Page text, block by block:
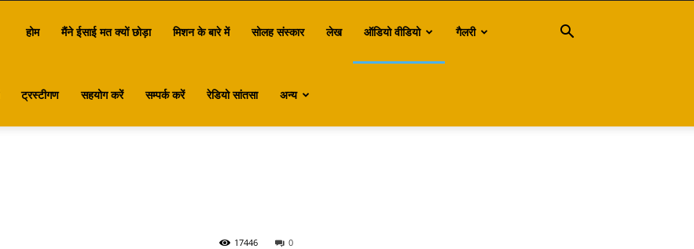
होम मैंने ईसाई मत क्यों छोड़ा मिशन के बारे में सोलह संस्कार लेख ऑडियो वीडियो गैलरी
ट्रस्टीगण सहयोग करें सम्पर्क करें रेडियो सांतसा अन्य
0
17446